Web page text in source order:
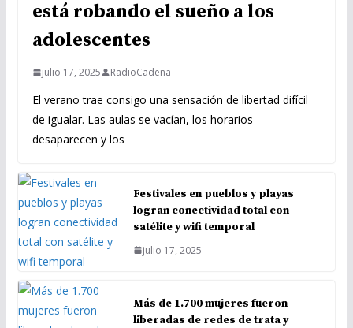
está robando el sueño a los
adolescentes
julio 17, 2025 RadioCadena
El verano trae consigo una sensación de libertad difícil
de igualar. Las aulas se vacían, los horarios
desaparecen y los
Festivales en pueblos y playas
logran conectividad total con
satélite y wifi temporal
julio 17, 2025
Más de 1.700 mujeres fueron
liberadas de redes de trata y